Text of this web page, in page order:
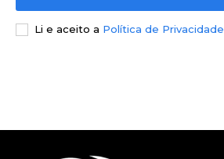
Li e aceito a Política de Privacidade